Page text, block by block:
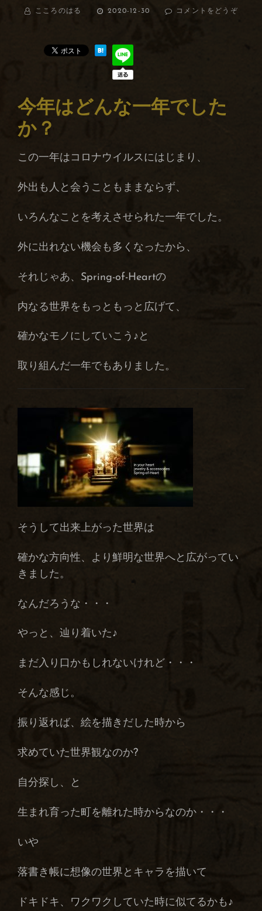
BY こころのはる
投
2020-12-30 コメントをどうぞ
今年はどんな一年でした
か？
この一年はコロナウイルスにはじまり、
外出も人と会うこともままならず、
いろんなことを考えさせられた一年でした。
外に出れない機会も多くなったから、
それじゃあ、Spring-of-Heartの
内なる世界をもっともっと広げて、
確かなモノにしていこう♪と
取り組んだ一年でもありました。
そうして出来上がった世界は
確かな方向性、より鮮明な世界へと広がってい
きました。
なんだろうな・・・
やっと、辿り着いた♪
まだ入り口かもしれないけれど・・・
そんな感じ。
振り返れば、絵を描きだした時から
求めていた世界観なのか?
自分探し、と
生まれ育った町を離れた時からなのか・・・
いや
落書き帳に想像の世界とキャラを描いて
ドキドキ、ワクワクしていた時に似てるかも♪